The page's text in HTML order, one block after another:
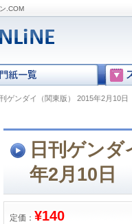
.COM
ゲンダイ（関東版） 2015年2月10日
日刊ゲン
年2月10日
定価： ¥140